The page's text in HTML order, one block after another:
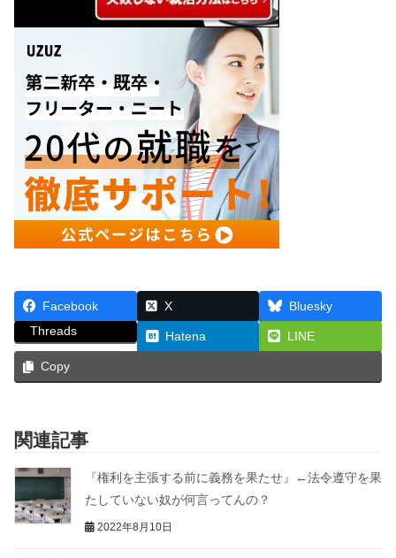
Facebook X
Bluesky
Threads
Hatena LINE
Copy
関連記事
『権利を主張する前に義務を果たせ』←法令遵守を果
たしていない奴が何言ってんの？
2022年8月10日